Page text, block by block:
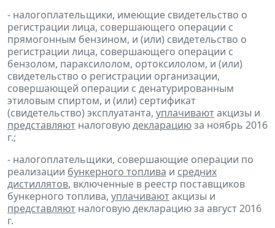
- налогоплательщики, имеющие свидетельство о
регистрации лица, совершающего операции с
прямогонным бензином, и (или) свидетельство о
регистрации лица, совершающего операции с
бензолом, параксилолом, ортоксилолом, и (или)
свидетельство о регистрации организации,
совершающей операции с денатурированным
этиловым спиртом, и (или) сертификат
(свидетельство) эксплуатанта, уплачиваютакцизы и
представляют налоговуюдекларациюза ноябрь 2016
г.;
- налогоплательщики, совершающие операции по
реализации бункерного топлива и средних
дистиллятов, включенные в реестр поставщиков
бункерного топлива, уплачиваютакцизы и
представляют налоговую декларацию за август 2016
г.